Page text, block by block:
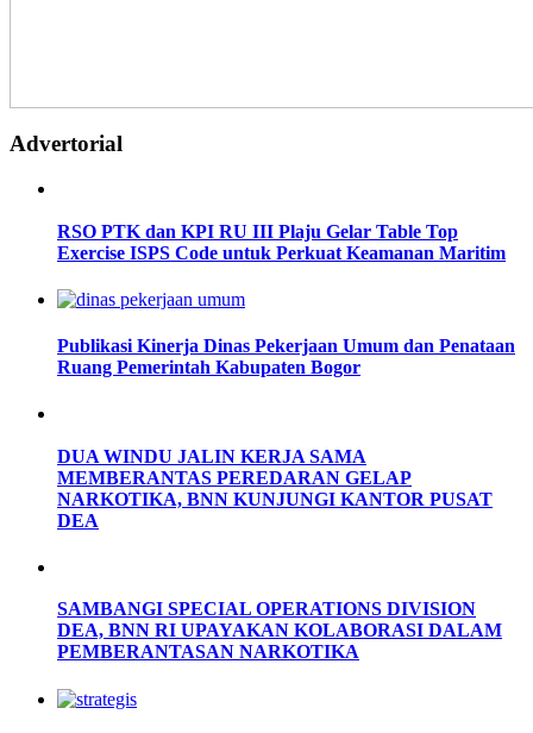
Advertorial
RSO PTK dan KPI RU III Plaju Gelar Table Top
Exercise ISPS Code untuk Perkuat Keamanan Maritim
Publikasi Kinerja Dinas Pekerjaan Umum dan Penataan
Ruang Pemerintah Kabupaten Bogor
DUA WINDU JALIN KERJA SAMA
MEMBERANTAS PEREDARAN GELAP
NARKOTIKA, BNN KUNJUNGI KANTOR PUSAT
DEA
SAMBANGI SPECIAL OPERATIONS DIVISION
DEA, BNN RI UPAYAKAN KOLABORASI DALAM
PEMBERANTASAN NARKOTIKA